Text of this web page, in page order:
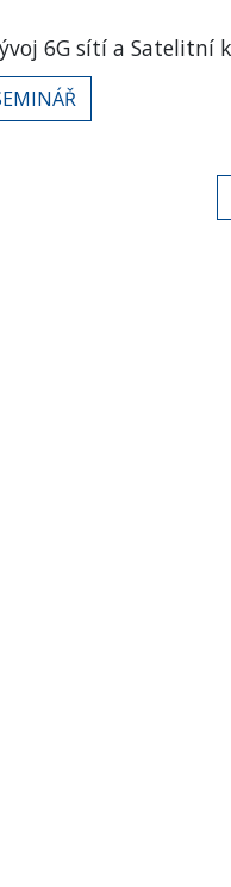
6G sítí a Satelitní